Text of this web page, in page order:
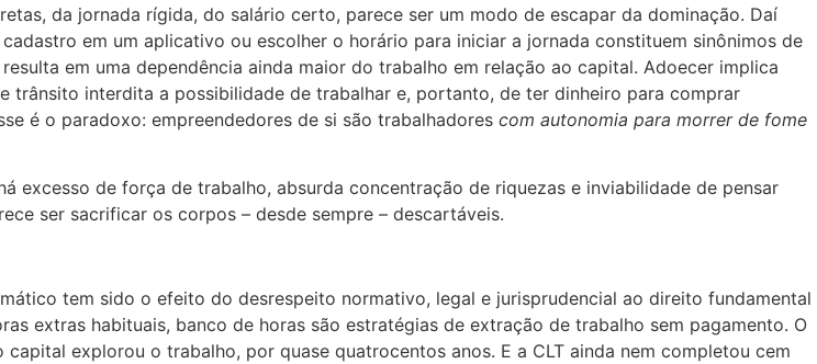
da jornada rígida, do salário certo, parece ser um modo de escapar da dominação. Daí
em um aplicativo ou escolher o horário para iniciar a jornada constituem sinônimos de
em uma dependência ainda maior do trabalho em relação ao capital. Adoecer implica
trânsito interdita a possibilidade de trabalhar e, portanto, de ter dinheiro para comprar
é o paradoxo: empreendedores de si são trabalhadores com autonomia para morrer de fome
excesso de força de trabalho, absurda concentração de riquezas e inviabilidade de pensar
ser sacrificar os corpos – desde sempre – descartáveis.
tem sido o efeito do desrespeito normativo, legal e jurisprudencial ao direito fundamental
extras habituais, banco de horas são estratégias de extração de trabalho sem pagamento. O
explorou o trabalho, por quase quatrocentos anos. E a CLT ainda nem completou cem